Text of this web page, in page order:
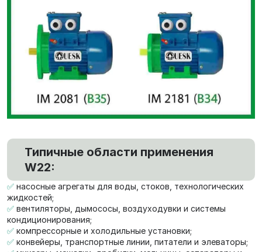
Типичные области применения
W22:
✅ насосные агрегаты для воды, стоков, технологических
жидкостей;
✅ вентиляторы, дымососы, воздуходувки и системы
кондиционирования;
✅ компрессорные и холодильные установки;
✅ конвейеры, транспортные линии, питатели и элеваторы;